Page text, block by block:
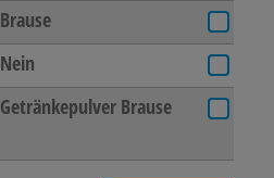
Brause
Nein
Getränkepulver Brause